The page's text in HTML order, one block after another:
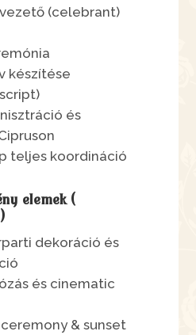
(celebrant)
készítése
és
teljes koordináció
elemek (
dekoráció és
és cinematic
& sunset